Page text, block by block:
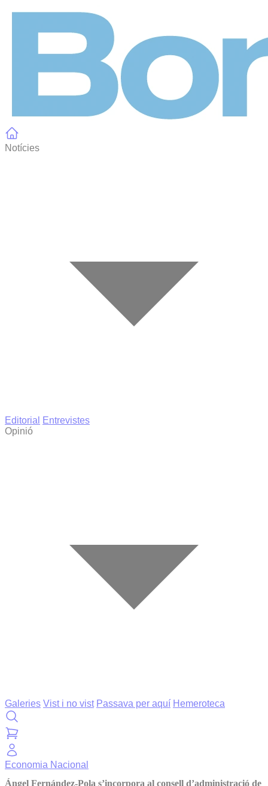
Notícies
Editorial
Entrevistes
Opinió
Galeries Vist i no vist Passava per aquí Hemeroteca
Economia Nacional
Ángel Fernández-Pola s’incorpora al consell d’administració de